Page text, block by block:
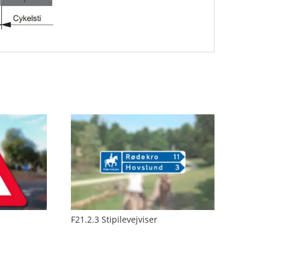
F21.2.3 Stipilevejviser